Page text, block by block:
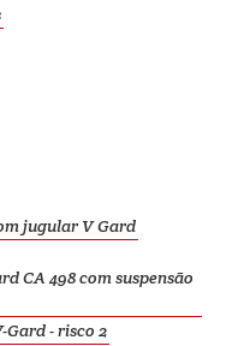
jugular V Gard
CA 498 com suspensão
Gard - risco 2